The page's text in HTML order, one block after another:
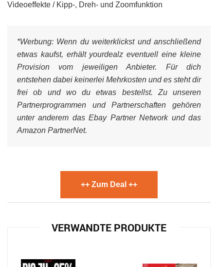
Videoeffekte / Kipp-, Dreh- und Zoomfunktion
*Werbung: Wenn du weiterklickst und anschließend
etwas kaufst, erhält yourdealz eventuell eine kleine
Provision vom jeweiligen Anbieter. Für dich
entstehen dabei keinerlei Mehrkosten und es steht dir
frei ob und wo du etwas bestellst. Zu unseren
Partnerprogrammen und Partnerschaften gehören
unter anderem das Ebay Partner Network und das
Amazon PartnerNet.
++ Zum Deal ++
VERWANDTE PRODUKTE